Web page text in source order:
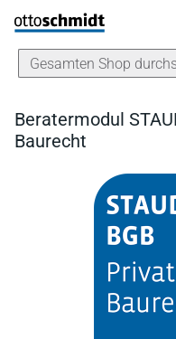
Direkt zum Inhalt
Beratermodul
Baurecht